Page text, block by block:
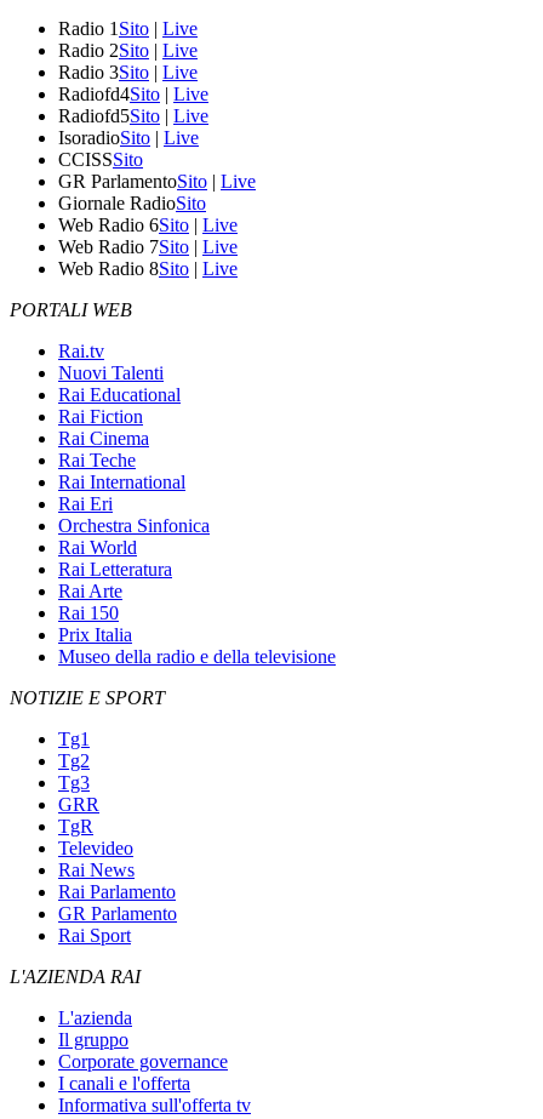
Radio 1 Sito | Live
Radio 2Sito | Live
Radio 3Sito | Live
Radiofd4Sito | Live
Radiofd5Sito | Live
IsoradioSito | Live
CCISSSito
GR ParlamentoSito | Live
Giornale RadioSito
Web Radio 6Sito | Live
Web Radio 7Sito | Live
Web Radio 8Sito | Live
PORTALI WEB
Rai.tv
Nuovi Talenti
Rai Educational
Rai Fiction
Rai Cinema
Rai Teche
Rai International
Rai Eri
Orchestra Sinfonica
Rai World
Rai Letteratura
Rai Arte
Rai 150
Prix Italia
Museo della radio e della televisione
NOTIZIE E SPORT
Tg1
Tg2
Tg3
GRR
TgR
Televideo
Rai News
Rai Parlamento
GR Parlamento
Rai Sport
L'AZIENDA RAI
L'azienda
Il gruppo
Corporate governance
I canali e l'offerta
Informativa sull'offerta tv